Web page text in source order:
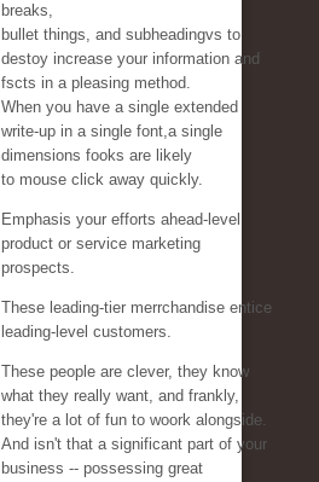
breaks,
bullet things, and subheadingvs to
destoy increase your information and
fscts in a pleasing method.
When you have a single extended
write-up in a single font,a single
dimensions fooks are likely
to mouse click away quickly.
Emphasis your efforts ahead-level
product or service marketing
prospects.
These leading-tier merrchandise entice
leading-level customers.
These people are clever, they know
what they really want, and frankly,
they're a lot of fun to woork alongside.
And isn't that a significant part of your
business -- possessing great